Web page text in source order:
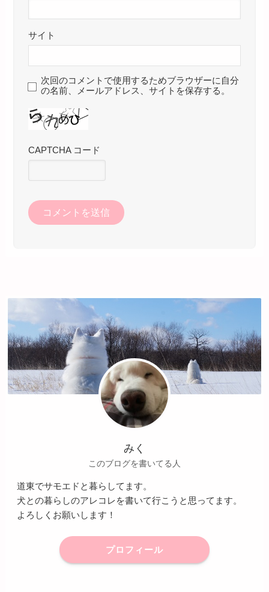
サイト
次回のコメントで使用するためブラウザーに自分
の名前、メールアドレス、サイトを保存する。
CAPTCHA コード
みく
このブログを書いてる人
道東でサモエドと暮らしてます。
犬との暮らしのアレコレを書いて行こうと思ってます。
よろしくお願いします！
プロフィール